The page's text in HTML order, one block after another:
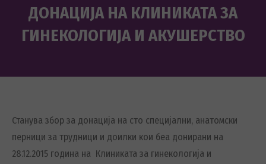
ДОНАЦИЈА НА КЛИНИКАТА ЗА
ГИНЕКОЛОГИЈА И АКУШЕРСТВО
Станува збор за донација на сто специјални, анатомски
перници за трудници и доилки кои беа донирани на
28.12.2015 година на Клиниката за гинекологија и